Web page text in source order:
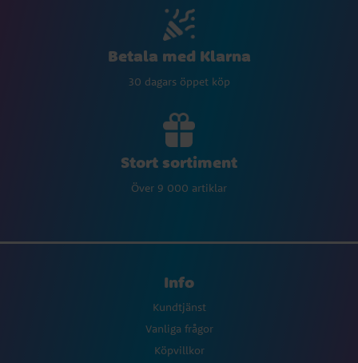
Betala med Klarna
30 dagars öppet köp
Stort sortiment
Över 9 000 artiklar
Info
Kundtjänst
Vanliga frågor
Köpvillkor